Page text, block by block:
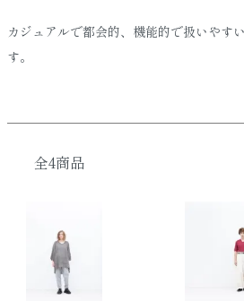
カジュアルで都会的、機能的で扱いやす
す。
全4商品